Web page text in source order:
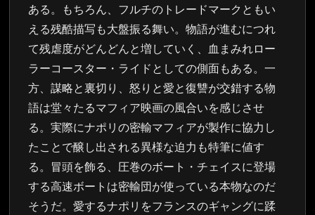
ある。もちろん、フルチのトレードマークともい
える残酷描写も大盤振る舞い。物語が進むにつれ
て残虐度がどんどんと増していく、血まみれロー
ラーコースター・ライドとしての側面もある。一
方、謀略と裏切り、怒りと愛と復讐が交錯する物
語は堂々たるマフィア映画の風合いを感じさせ
る。実際にナポリの密輸マフィアが製作に協力し
たことで醸し出される異様な迫力も特筆に値す
る。冒頭を飾る、圧巻のボート・チェイスに登場
する高速ボートは密輸団が使っている本物なのだ
そうだ。愛するナポリをフランスのギャングに蹂